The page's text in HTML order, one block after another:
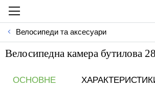
Велосипеди та аксесуари
Велосипедна камера бутилова
ОСНОВНЕ